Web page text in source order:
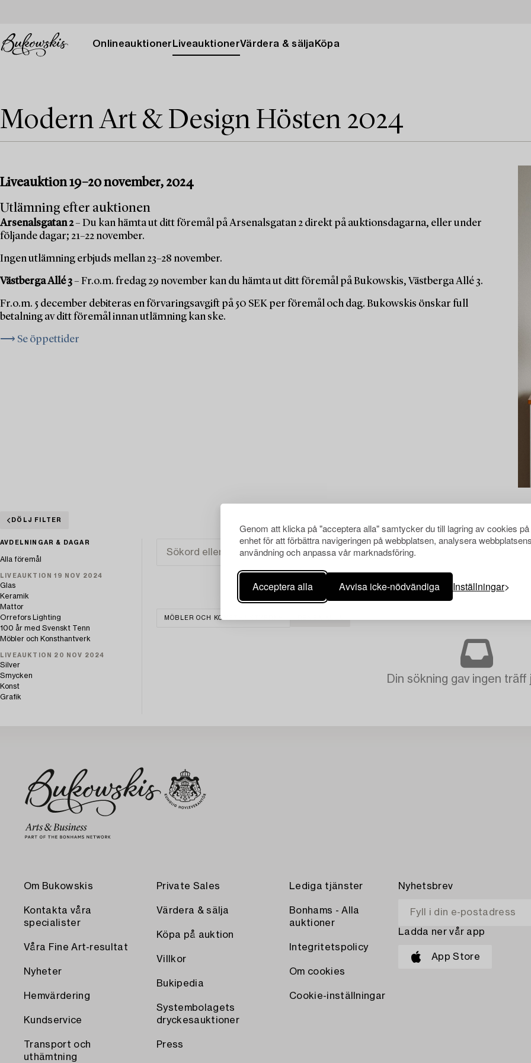
Genom att klicka på "acceptera alla" samtycker du till lagring av cookies
enhet för att förbättra navigeringen på webbplatsen, analysera
användning och anpassa vår marknadsföring.
Acceptera alla Avvisa icke-nödvändiga Inställningar
Onlineauktioner LiveauktionerVärdera & sälja Köpa
Modern Art & Design Hösten 2024
Liveauktion 19–20 november, 2024
Utlämning efter auktionen
Arsenalsgatan 2– Du kan hämta ut ditt föremål på Arsenalsgatan 2 direkt på auktionsdagarna, eller under
följande dagar; 21–22 november.
Ingen utlämning erbjuds mellan 23–28 november.
Västberga Allé 3– Fr.o.m. fredag 29 november kan du hämta ut ditt föremål på Bukowskis, Västberga Allé 3.
Fr.o.m. 5 december debiteras en förvaringsavgift på 50 SEK per föremål och dag. Bukowskis önskar full
betalning av ditt föremål innan utlämning kan ske.
⟶ Se öppettider
DÖLJ FILTER
AVDELNINGAR & DAGAR
Alla föremål
LIVEAUKTION 19 NOV 2024
Glas
Keramik
Mattor
Orrefors Lighting
100 år med Svenskt Tenn
Möbler och Konsthantverk
LIVEAUKTION 20 NOV 2024
Silver
Smycken
Konst
Grafik
MÖBLER OCH KONSTHANTVERK
Din sökning gav ingen träff
Om Bukowskis
Kontakta våra
specialister
Våra Fine Art-resultat
Nyheter
Hemvärdering
Kundservice
Transport och
uthämtning
Private Sales
Värdera & sälja
Köpa på auktion
Villkor
Bukipedia
Systembolagets
dryckesauktioner
Press
Lediga tjänster
Bonhams - Alla
auktioner
Integritetspolicy
Om cookies
Cookie-inställningar
Nyhetsbrev
Ladda ner vår app
App Store